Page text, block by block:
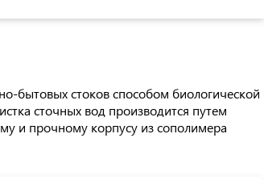
бытовых стоков способом биологической
сточных вод производится путем
и прочному корпусу из сополимера